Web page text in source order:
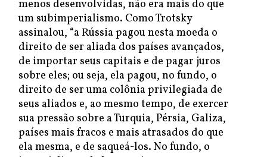
menos desenvolvidas, não era mais do que
um subimperialismo. Como Trotsky
assinalou, “a Rússia pagou nesta moeda o
direito de ser aliada dos países avançados,
de importar seus capitais e de pagar juros
sobre eles; ou seja, ela pagou, no fundo, o
direito de ser uma colônia privilegiada de
seus aliados e, ao mesmo tempo, de exercer
sua pressão sobre a Turquia, Pérsia, Galiza,
países mais fracos e mais atrasados do que
ela mesma, e de saqueá-los. No fundo, o